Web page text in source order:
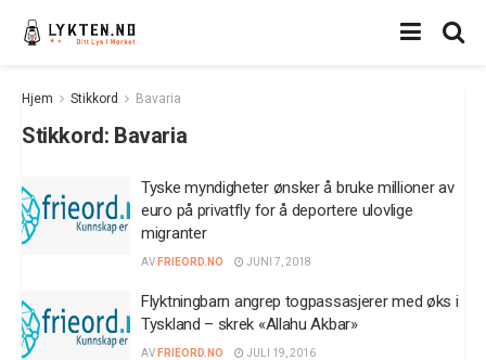
Hjem Stikkord Bavaria
Stikkord: Bavaria
Tyske myndigheter ønsker å bruke millioner av
euro på privatfly for å deportere ulovlige
migranter
AV FRIEORD.NO JUNI 7, 2018
Flyktningbarn angrep togpassasjerer med øks i
Tyskland – skrek «Allahu Akbar»
AV FRIEORD.NO JULI 19, 2016